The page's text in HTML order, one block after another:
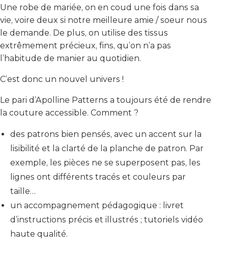
Une robe de mariée, on en coud une fois dans sa
vie, voire deux si notre meilleure amie / soeur nous
le demande. De plus, on utilise des tissus
extrêmement précieux, fins, qu’on n’a pas
l’habitude de manier au quotidien.
C’est donc un nouvel univers !
Le pari d’Apolline Patterns a toujours été de rendre
la couture accessible. Comment ?
des patrons bien pensés, avec un accent sur la
lisibilité et la clarté de la planche de patron. Par
exemple, les pièces ne se superposent pas, les
lignes ont différents tracés et couleurs par
taille…
un accompagnement pédagogique : livret
d’instructions précis et illustrés ; tutoriels vidéo
haute qualité.